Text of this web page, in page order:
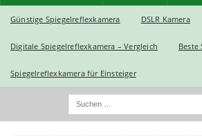
Günstige Spiegelreflexkamera DSLR Kamera
Digitale Spiegelreflexkamera – Vergleich Beste
Spiegelreflexkamera für Einsteiger